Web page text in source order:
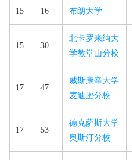
15 16 布朗大学
15 30
北卡罗来纳大
学教堂山分校
17 47
威斯康辛大学
麦迪逊分校
17 53
德克萨斯大学
奥斯汀分校